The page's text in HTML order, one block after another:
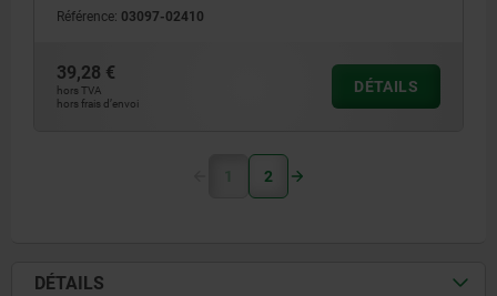
Référence: 03097-02410
39,28 €
hors TVA
hors frais d’envoi
DÉTAILS
1 2
DÉTAILS